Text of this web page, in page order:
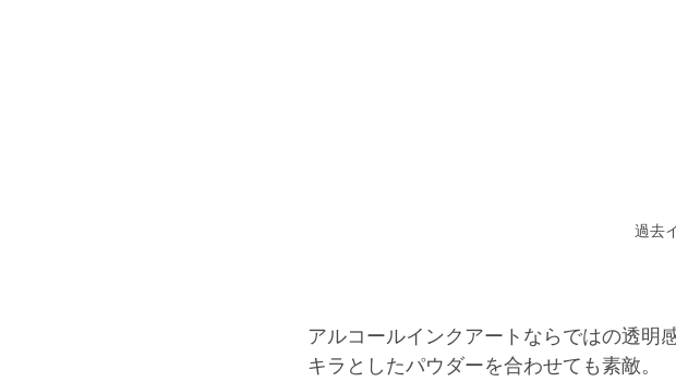
過去
アルコールインクアートならではの透明
キラとしたパウダーを合わせても素敵。